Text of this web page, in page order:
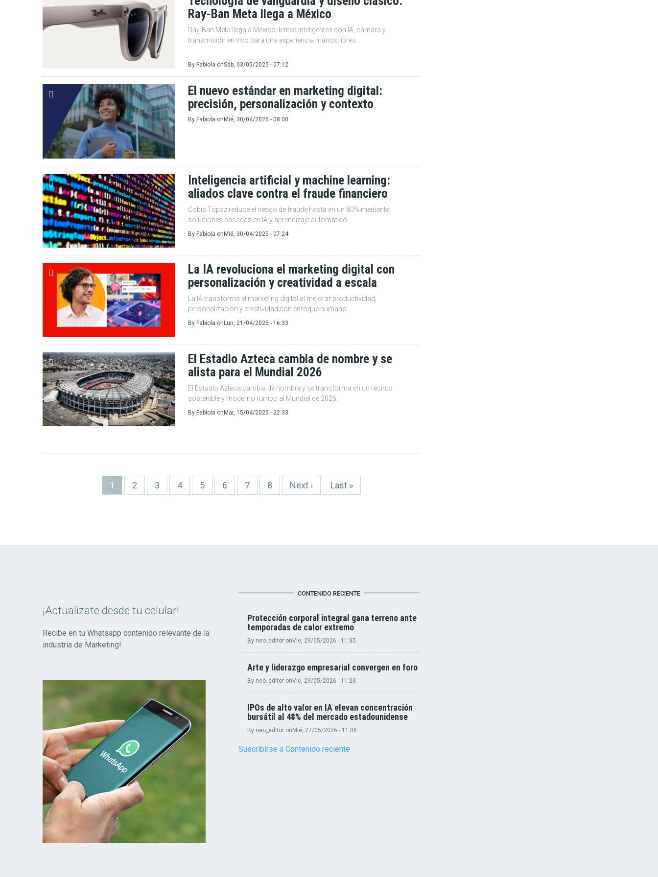
Ray-Ban Meta llega a México
Ray-Ban Meta llega a México: lentes inteligentes con IA, cámara y
transmisión en vivo para una experiencia manos libres.
By Fabiola onSáb, 03/05/2025 - 07:12
El nuevo estándar en marketing digital:
precisión, personalización y contexto
By Fabiola on Mié, 30/04/2025 - 08:00
Inteligencia artificial y machine learning:
aliados clave contra el fraude financiero
Cobis Topaz reduce el riesgo de fraude hasta en un 80% mediante
soluciones basadas en IA y aprendizaje automático.
By Fabiola onMié, 30/04/2025 - 07:24
La IA revoluciona el marketing digital con
personalización y creatividad a escala
La IA transforma el marketing digital al mejorar productividad,
personalización y creatividad con enfoque humano.
By Fabiola on Lun, 21/04/2025 - 16:33
El Estadio Azteca cambia de nombre y se
alista para el Mundial 2026
El Estadio Azteca cambia de nombre y se transforma en un recinto
sostenible y moderno rumbo al Mundial de 2026.
By Fabiola onMar, 15/04/2025 - 22:33
Página
1 Page
2 Page
3 Page
4 Page
5 Page
6 Page
7 Page
8
Siguiente
Next ›
Última
Last »
¡Actualizate desde tu celular!
Recibe en tu Whatsapp contenido relevante de la
industria de Marketing!
CONTENIDO RECIENTE
Protección corporal integral gana terreno ante
temporadas de calor extremo
By neo_editoronVie, 29/05/2026 - 11:35
Arte y liderazgo empresarial convergen en foro
By neo_editoronVie, 29/05/2026 - 11:23
IPOs de alto valor en IA elevan concentración
bursátil al 48% del mercado estadounidense
By neo_editoron Mié, 27/05/2026 - 11:06
Suscribirse a Contenido reciente